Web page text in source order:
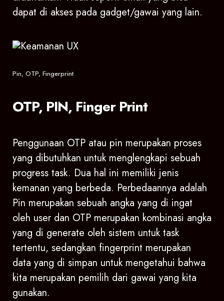
dapat di akses pada gadget/gawai yang lain.
Pin, OTP, Fingerprint
OTP, PIN, Finger Print
Penggunaan OTP atau pin merupakan proses
yang dibutuhkan untuk menglengkapi sebuah
progress task. Dua hal ini memiliki jenis
kemanan yang berbeda. Perbedaannya adalah
Pin merupakan sebuah angka yang di ingat
oleh user dan OTP merupakan kombinasi angka
yang di generate oleh sistem untuk task
tertentu, sedangkan fingerprint merupakan
data yang di simpan untuk mengetahui bahwa
kita merupakan pemilih dari gawai yang kita
gunakan.